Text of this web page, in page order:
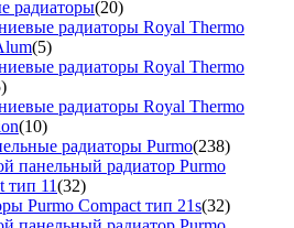
радиаторы(20)
радиаторы Royal Thermo
(5)
радиаторы Royal Thermo
радиаторы Royal Thermo
(10)
радиаторы Purmo(238)
панельный радиатор Purmo
тип 11(32)
Purmo Compact тип 21s(32)